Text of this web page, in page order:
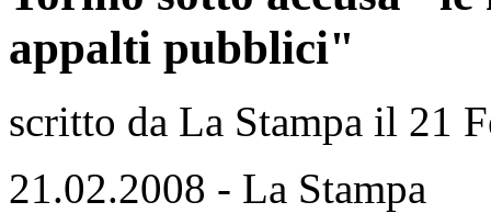
appalti pubblici"
scritto da La Stampa il 21
21.02.2008 - La Stampa